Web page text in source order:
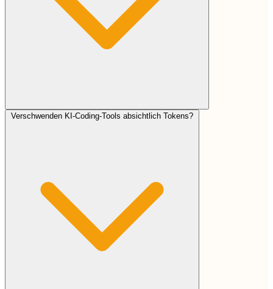
Verschwenden KI-Coding-Tools absichtlich Tokens?